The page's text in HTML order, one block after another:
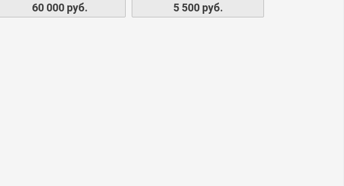
60 000 руб. 5 500 руб.